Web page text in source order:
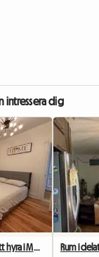
intressera dig